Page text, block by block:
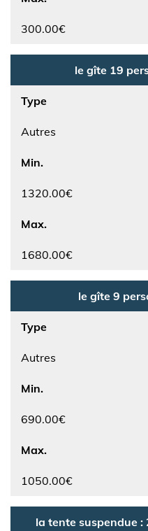
300.00€
le gîte 19
Type
Autres
Min.
1320.00€
Max.
1680.00€
le gîte 9
Type
Autres
Min.
690.00€
Max.
1050.00€
la tente suspendue :